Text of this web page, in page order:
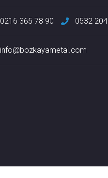
0216 365 78 90 0532
info@bozkayametal.com